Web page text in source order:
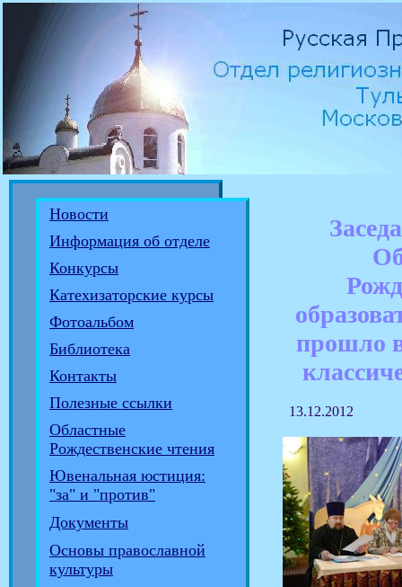
Новости
Информация об отделе
Конкурсы
Катехизаторские курсы
Фотоальбом
Библиотека
Контакты
Полезные ссылки
Областные
Рождественские чтения
Ювенальная юстиция:
"за" и "против"
Документы
Основы православной
культуры
прошло
13.12.2012